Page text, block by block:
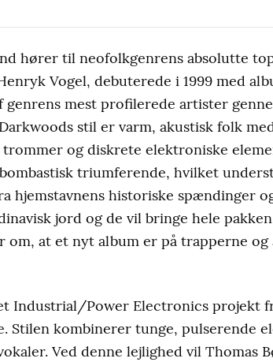
hører til neofolkgenrens absolutte
Vogel, debuterede i 1999 med
mest profilerede artister
stil er varm, akustisk folk
og diskrete elektroniske
triumferende, hvilket
hjemstavnens historiske spændinger
jord og de vil bringe hele
om, at et nyt album er på trapperne
Industrial/Power Electronics projekt
Stilen kombinerer tunge, pulserende
Ved denne lejlighed vil Thomas